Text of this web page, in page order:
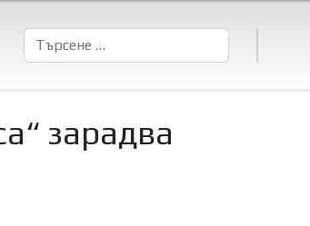
Търсене
зарадва